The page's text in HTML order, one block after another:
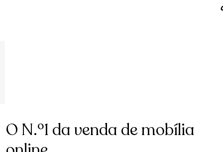
O N.º1 da venda de mobília